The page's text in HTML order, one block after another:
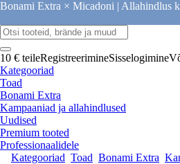
Bonami Extra × Micadoni | Allahindlus
10 € teileRegistreerimineSisselogimine
Kategooriad
Toad
Bonami Extra
Kampaaniad ja allahindlused
Uudised
Premium tooted
Professionaalidele
Kategooriad Toad Bonami Extra